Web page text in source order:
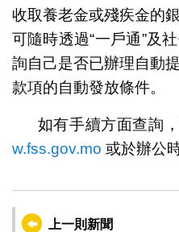
收取養老金或殘疾金的
可隨時透過“一戶通”及
詢自己是否已辦理自動
款項的自動發放條件。
如有手續方面查詢
w.fss.gov.mo 或於辦公
上一則新聞